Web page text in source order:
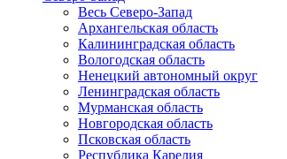
Весь Северо-Запад
Архангельская область
Калининградская область
Вологодская область
Ненецкий автономный округ
Ленинградская область
Мурманская область
Новгородская область
Псковская область
Республика Карелия